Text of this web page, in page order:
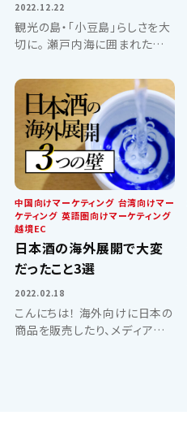
2022.12.22
観光の島・「小豆島」らしさを大
切に。 瀬戸内海に囲まれた小さ
があります。 小豆島酒造株式会
社が手掛ける酒蔵、
「MORIKUNI」。 温暖な気候に
育まれた島仕込みの日本酒
は、...
中国向けマーケティング 台湾向けマー
ケティング 英語圏向けマーケティング
越境EC
日本酒の海外展開で大変
だったこと3選
2022.02.18
こんにちは！ 海外向けに日本の
商品を販売したり、メディアを